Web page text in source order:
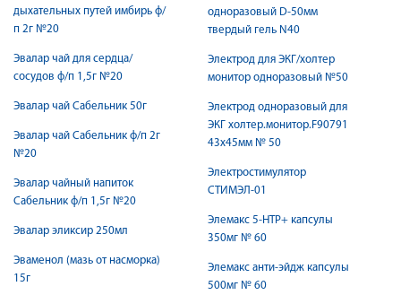
дыхательных путей имбирь ф/
п 2г №20
Эвалар чай для сердца/
сосудов ф/п 1,5г №20
Эвалар чай Сабельник 50г
Эвалар чай Сабельник ф/п 2г
№20
Эвалар чайный напиток
Сабельник ф/п 1,5г №20
Эвалар эликсир 250мл
Эваменол (мазь от насморка)
15г
одноразовый D-50мм
твердый гель N40
Электрод для ЭКГ/холтер
монитор одноразовый №50
Электрод одноразовый для
ЭКГ холтер.монитор.F90791
43х45мм № 50
Электростимулятор
СТИМЭЛ-01
Элемакс 5-HTP+ капсулы
350мг № 60
Элемакс анти-эйдж капсулы
500мг № 60